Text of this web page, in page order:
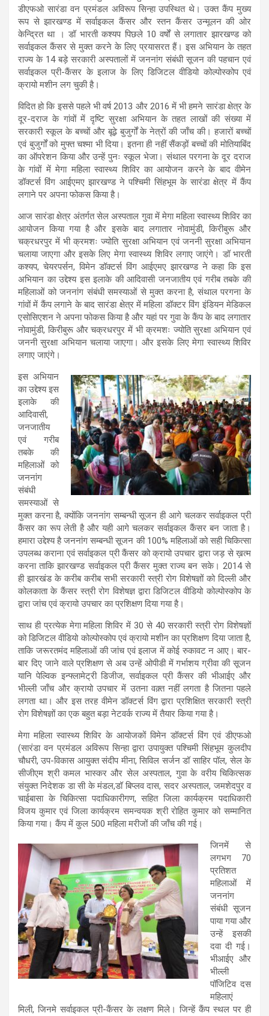
डीएफओ सारंडा वन प्रमंडल अविरूप सिन्हा उपस्थित थे। उक्त कैंप मुख्य
रूप से झारखण्ड में सर्वाइकल कैंसर और स्तन कैंसर उन्मूलन की ओर
केन्द्रित था । डॉ भारती कश्यप पिछले 10 वर्षों से लगातार झारखण्ड को
सर्वाइकल कैंसर से मुक्त करने के लिए प्रयासरत हैं। इस अभियान के तहत
राज्य के 14 बड़े सरकारी अस्पतालों में जननांग संबंधी सूजन की पहचान एवं
सर्वाइकल प्री-कैंसर के इलाज के लिए डिजिटल वीडियो कोल्पोस्कोप एवं
क्रायो मशीन लग चुकी है।
विदित हो कि इससे पहले भी वर्ष 2013 और 2016 में भी हमने सारंडा क्षेत्र के
दूर-दराज के गांवों में दृष्टि सुरक्षा अभियान के तहत लाखों की संख्या में
सरकारी स्कूल के बच्चों और बूढ़े बुजुर्गों के नेत्रों की जाँच की। हजारों बच्चों
एवं बुजुर्गों को मुफ्त चश्मा भी दिया। इतना ही नहीं सैंकड़ों बच्चों की मोतियाबिंद
का ऑपरेशन किया और उन्हें पुनः स्कूल भेजा। संथाल परगना के दूर दराज
के गांवों में मेगा महिला स्वास्थ्य शिविर का आयोजन करने के बाद वीमेन
डॉक्टर्स विंग आईएमए झारखण्ड ने पश्चिमी सिंहभूम के सारंडा क्षेत्र में कैंप
लगाने पर अपना फोकस किया है।
आज सारंडा क्षेत्र अंतर्गत सेल अस्पताल गुवा में मेगा महिला स्वास्थ्य शिविर का
आयोजन किया गया है और इसके बाद लगातार नोवामुंडी, किरीबुरू और
चक्रधरपुर में भी क्रमशः ज्योति सुरक्षा अभियान एवं जननी सुरक्षा अभियान
चलाया जाएगा और इसके लिए मेगा स्वास्थ्य शिविर लगाए जाएंगे। डॉ भारती
कश्यप, चेयरपर्सन, विमेन डॉक्टर्स विंग आईएमए झारखण्ड ने कहा कि इस
अभियान का उद्देश्य इस इलाके की आदिवासी जनजातीय एवं गरीब तबके की
महिलाओं को जननांग संबंधी समस्याओं से मुक्त करना है, संथाल परगना के
गांवों में कैंप लगाने के बाद सारंडा क्षेत्र में महिला डॉक्टर विंग इंडियन मेडिकल
एसोसिएशन ने अपना फोकस किया है और यहां पर गुवा के कैंप के बाद लगातार
नोवामुंडी, किरीबुरू और चक्रधरपुर में भी क्रमशः ज्योति सुरक्षा अभियान एवं
जननी सुरक्षा अभियान चलाया जाएगा। और इसके लिए मेगा स्वास्थ्य शिविर
लगाए जाएंगे।
इस अभियान
का उद्देश्य इस
इलाके की
आदिवासी,
जनजातीय
एवं गरीब
तबके की
महिलाओं को
जननांग
संबंधी
समस्याओं से
मुक्त करना है, क्योंकि जननांग सम्बन्धी सूजन ही आगे चलकर सर्वाइकल प्री
कैंसर का रूप लेती है और यही आगे चलकर सर्वाइकल कैंसर बन जाता है।
हमारा उद्देश्य है जननांग सम्बन्धी सूजन की 100% महिलाओं को सही चिकित्सा
उपलब्ध कराना एवं सर्वाइकल प्री कैंसर को क्रायो उपचार द्वारा जड़ से ख़त्म
करना ताकि झारखण्ड सर्वाइकल प्री कैंसर मुक्त राज्य बन सके। 2014 से
ही झारखंड के करीब करीब सभी सरकारी स्त्री रोग विशेषज्ञों को दिल्ली और
कोलकाता के कैंसर स्त्री रोग विशेषज्ञ द्वारा डिजिटल वीडियो कोल्पोस्कोप के
द्वारा जांच एवं क्रायो उपचार का प्रशिक्षण दिया गया है।
साथ ही प्रत्येक मेगा महिला शिविर में 30 से 40 सरकारी स्त्री रोग विशेषज्ञों
को डिजिटल वीडियो कोल्पोस्कोप एवं क्रायो मशीन का प्रशिक्षण दिया जाता है,
ताकि जरूरतमंद महिलाओं की जांच एवं इलाज में कोई रुकावट न आए। बार-
बार दिए जाने वाले प्रशिक्षण से अब उन्हें ओपीडी में गर्भाशय ग्रीवा की सूजन
यानि पेल्विक इन्फ्लामेट्री डिजीज, सर्वाइकल प्री कैंसर की भीआईए और
भील्ली जाँच और क्रायो उपचार में उतना वक़्त नहीं लगता है जितना पहले
लगता था। और इस तरह वीमेन डॉक्टर्स विंग द्वारा प्रशिक्षित सरकारी स्त्री
रोग विशेषज्ञों का एक बहुत बड़ा नेटवर्क राज्य में तैयार किया गया है।
मेगा महिला स्वास्थ्य शिविर के आयोजकों विमेन डॉक्टर्स विंग एवं डीएफओ
(सारंडा वन प्रमंडल अविरूप सिन्हा द्वारा उपायुक्त पश्चिमी सिंहभूम कुलदीप
चौधरी, उप-विकास आयुक्त संदीप मीना, सिविल सर्जन डॉ साहिर पॉल, सेल के
सीजीएम श्री कमल भास्कर और सेल अस्पताल, गुवा के वरीय चिकित्सक
संयुक्त निदेशक डा सी के मंडल,डॉ बिप्लव दास, सदर अस्पताल, जमशेदपुर व
चाईबासा के चिकित्सा पदाधिकारीगण, सहित जिला कार्यक्रम पदाधिकारी
विजय कुमार एवं जिला कार्यक्रम समन्वयक श्री रोहित कुमार को सम्मानित
किया गया। कैंप में कुल 500 महिला मरीजों की जाँच की गई।
जिनमें से
लगभग 70
प्रतिशत
महिलाओं में
जननांग
संबंधी सूजन
पाया गया और
उन्हें इसकी
दवा दी गई।
भीआईए और
भील्ली
पॉजिटिव दस
महिलाएं
मिली, जिनमे सर्वाइकल प्री-कैंसर के लक्षण मिले। जिन्हें कैंप स्थल पर ही